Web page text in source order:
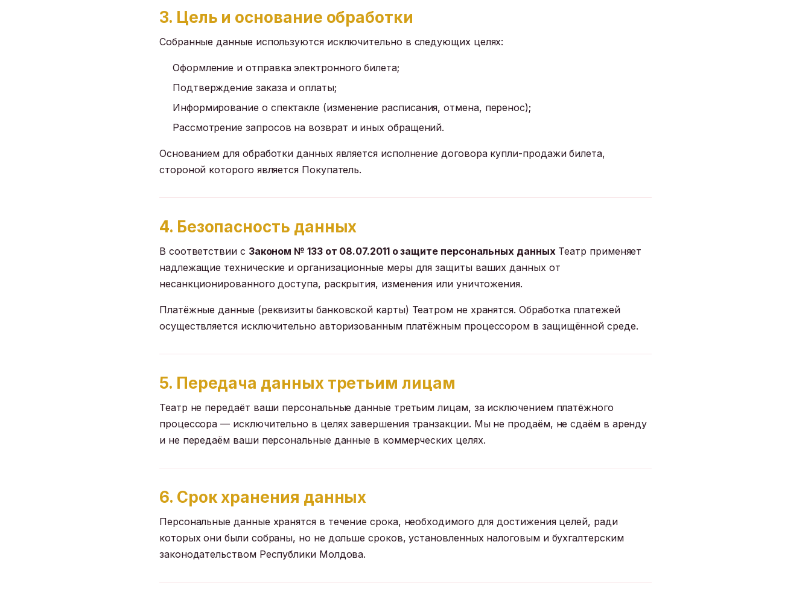
3. Цель и основание обработки
Собранные данные используются исключительно в следующих целях:
Оформление и отправка электронного билета;
Подтверждение заказа и оплаты;
Информирование о спектакле (изменение расписания, отмена, перенос);
Рассмотрение запросов на возврат и иных обращений.
Основанием для обработки данных является исполнение договора купли-продажи билета,
стороной которого является Покупатель.
4. Безопасность данных
В соответствии с Законом № 133 от 08.07.2011 о защите персональных данныхТеатр применяет
надлежащие технические и организационные меры для защиты ваших данных от
несанкционированного доступа, раскрытия, изменения или уничтожения.
Платёжные данные (реквизиты банковской карты) Театром не хранятся. Обработка платежей
осуществляется исключительно авторизованным платёжным процессором в защищённой среде.
5. Передача данных третьим лицам
Театр не передаёт ваши персональные данные третьим лицам, за исключением платёжного
процессора — исключительно в целях завершения транзакции. Мы не продаём, не сдаём в аренду
и не передаём ваши персональные данные в коммерческих целях.
6. Срок хранения данных
Персональные данные хранятся в течение срока, необходимого для достижения целей, ради
которых они были собраны, но не дольше сроков, установленных налоговым и бухгалтерским
законодательством Республики Молдова.